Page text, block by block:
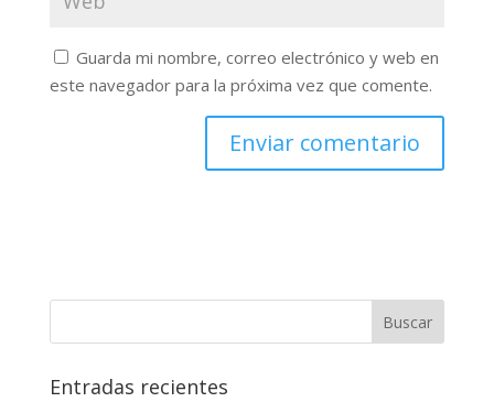
Guarda mi nombre, correo electrónico y web en
este navegador para la próxima vez que comente.
Buscar
Entradas recientes